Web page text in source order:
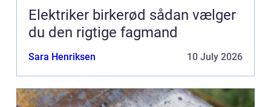
Elektriker birkerød sådan vælger
du den rigtige fagmand
Sara Henriksen 10 July 2026